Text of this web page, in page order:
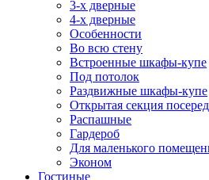
3-х дверные
4-х дверные
Особенности
Во всю стену
Встроенные шкафы-купе
Под потолок
Раздвижные шкафы-купе
Открытая секция
Распашные
Гардероб
Для маленького
Эконом
Гостиные